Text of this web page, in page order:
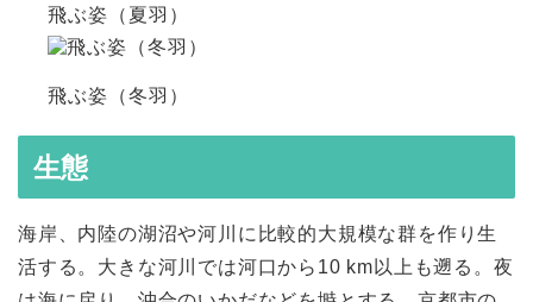
飛ぶ姿（夏羽）
飛ぶ姿（冬羽）
生態
海岸、内陸の湖沼や河川に比較的大規模な群を作り生
活する。大きな河川では河口から10 km以上も遡る。夜